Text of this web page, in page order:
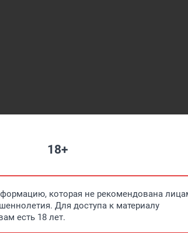
18+
которая не рекомендована
Для доступа к материалу
есть 18 лет.